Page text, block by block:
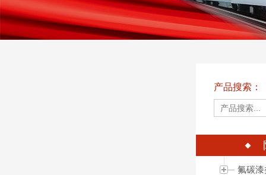
产品搜索：
氟碳漆